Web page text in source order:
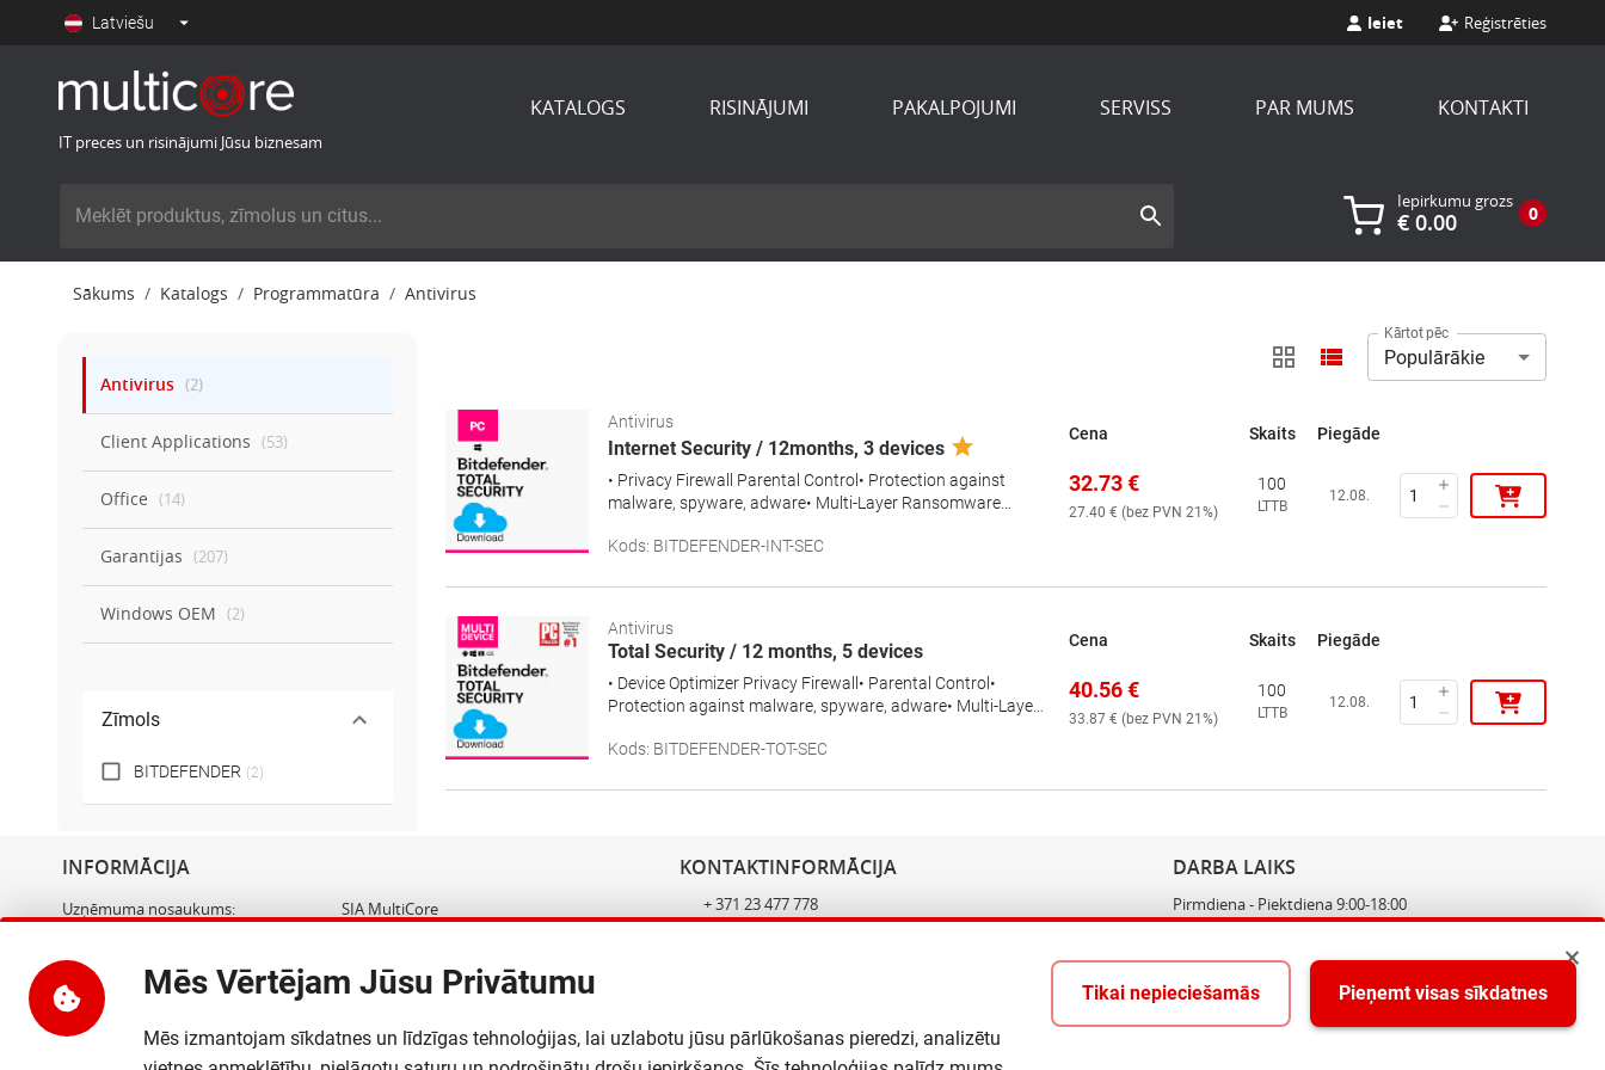
Latviešu Ieiet Reģistrēties
IT preces un risinājumi Jūsu biznesam
KATALOGS RISINĀJUMI PAKALPOJUMI SERVISS PAR MUMS KONTAKTI
0
Iepirkumu grozs
€ 0.00
Sākums Katalogs Programmatūra Antivirus
Antivirus (2)
Client Applications (53)
Office (14)
Garantijas (207)
Windows OEM (2)
Zīmols
BITDEFENDER (2)
Kārtot pēc
Populārākie
Antivirus
Internet Security / 12months, 3 devices
• Privacy Firewall Parental Control• Protection against
malware, spyware, adware• Multi-Layer Ransomware
Kods: BITDEFENDER-INT-SEC
Cena Skaits Piegāde
32.73€
27.40 € (bez PVN 21%)
100
LTTB
12.08.
Antivirus
Total Security / 12 months, 5 devices
• Device Optimizer Privacy Firewall• Parental Control•
Protection against malware, spyware, adware• Multi-Layer
Kods: BITDEFENDER-TOT-SEC
Cena Skaits Piegāde
40.56€
33.87 € (bez PVN 21%)
100
LTTB
12.08.
INFORMĀCIJA
Uzņēmuma nosaukums:
SIA MultiCore
PVN reģ. numurs:
LV40103889814
Banka
Bankas kods:
HABALV22
Bankas konta numurs: LV24HABA0551040125672
KONTAKTINFORMĀCIJA
+ 371 23 477 778
DARBA LAIKS
Pirmdiena - Piektdiena 9:00-18:00
Mēs Vērtējam Jūsu Privātumu
Mēs izmantojam sīkdatnes un līdzīgas tehnoloģijas, lai uzlabotu jūsu pārlūkošanas pieredzi, analizētu
Tikai nepieciešamās Pieņemt visas sīkdatnes